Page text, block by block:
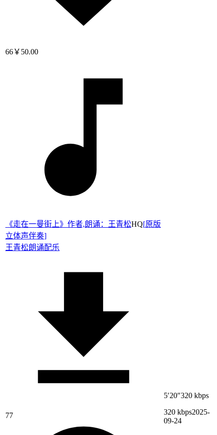
66￥50.00
《走在一曼街上》作者,朗诵：王青松HQ[原版
立体声伴奏]
王青松朗诵配乐
77
5′20″320 kbps
320 kbps2025-
09-24